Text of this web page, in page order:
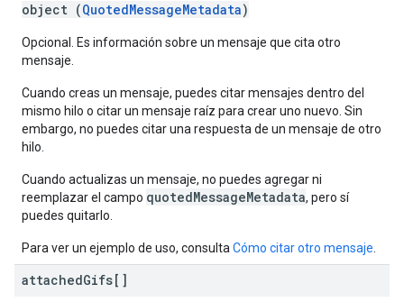
object (QuotedMessageMetadata)
Opcional. Es información sobre un mensaje que cita otro
mensaje.
Cuando creas un mensaje, puedes citar mensajes dentro del
mismo hilo o citar un mensaje raíz para crear uno nuevo. Sin
embargo, no puedes citar una respuesta de un mensaje de otro
hilo.
Cuando actualizas un mensaje, no puedes agregar ni
reemplazar el campo quotedMessageMetadata, pero sí
puedes quitarlo.
Para ver un ejemplo de uso, consulta Cómo citar otro mensaje
attachedGifs[]